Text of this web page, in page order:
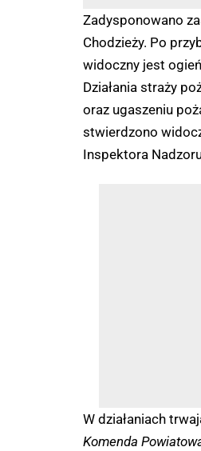
Zadysponowano
Chodzieży. Po
widoczny jest
Działania straży
oraz ugaszeniu
stwierdzono
Inspektora
W działaniach
Komenda